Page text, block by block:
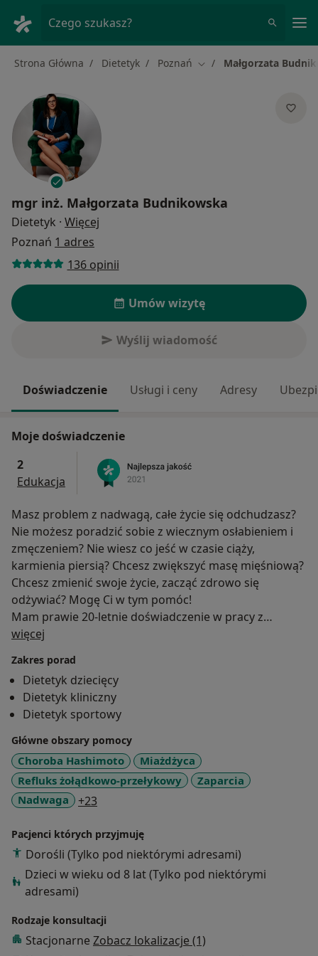
Czego szukasz?
Strona Główna Dietetyk Poznań Zmień miasto
Małgorzata
mgr inż. Małgorzata Budnikowska
Dietetyk · Więcej
Poznań 1 adres
136 opinii
Umów wizytę
Wyślij wiadomość
Doświadczenie Usługi i ceny Adresy
Moje doświadczenie
2
Edukacja
Masz problem z nadwagą, całe życie się odchudzasz?
Nie możesz poradzić sobie z wiecznym osłabieniem i
zmęczeniem? Nie wiesz co jeść w czasie ciąży,
karmienia piersią? Chcesz zwiększyć masę mięśniową?
Chcesz zmienić swoje życie, zacząć zdrowo się
odżywiać? Mogę Ci w tym pomóc!
Mam prawie 20-letnie doświadczenie w pracy z
pacjentami w różnym wieku ! Dysponuję
Zajmuję się opracowaniem indywidualnych
jadłospisów, opierając się o najnowszą wiedzę
dotyczącą dietetyki.
Dzięki odpowiednio skomponowanej diecie możesz
poczuć się lepiej, zapobiec wystąpieniu/wspomóc
leczenie chorób dietozależnych np. otyłości, cukrzycy,
miażdżycy, nadciśnieniu tętniczemu, chorób przewodu
pokarmowego, SIBO, insulinooporności ( szkolenie
SOIT), anemii.
Układam plany żywieniowe indywidualnie dopasowane
do Twoich potrzeb i celów, które uwzględniają:
- Stan zdrowia
- Występujące schorzenia przewlekłe
- Zwyczaje, nawyki żywieniowe
- Aktywność fizyczną (zawodowa, sportowa)
więcej
Zakres porad
Dietetyk dziecięcy
Dietetyk kliniczny
Dietetyk sportowy
Główne obszary pomocy
Choroba Hashimoto
Miażdżyca
Refluks żołądkowo-przełykowy
Zaparcia
Nadwaga
+23
Pacjenci których przyjmuję
Dorośli (Tylko pod niektórymi adresami)
Dzieci w wieku od 8 lat (Tylko pod niektórymi
adresami)
Rodzaje konsultacji
Stacjonarne Zobacz lokalizacje (1)